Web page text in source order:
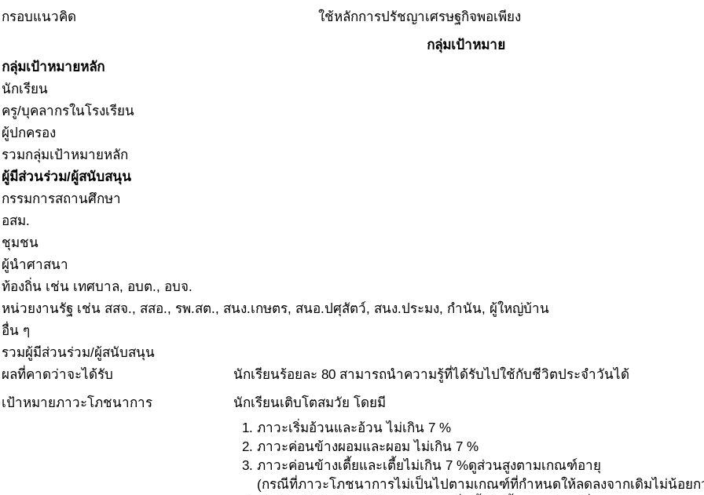
กรอบแนวคิด
ใช้หลักการปรัชญาเศรษฐกิจพอเพียง
กลุ่มเป้าหมาย
กลุ่มเป้าหมายหลัก
นักเรียน
ครู/บุคลากรในโรงเรียน
ผู้ปกครอง
รวมกลุ่มเป้าหมายหลัก
ผู้มีส่วนร่วม/ผู้สนับสนุน
กรรมการสถานศึกษา
อสม.
ชุมชน
ผู้นำศาสนา
ท้องถิ่น เช่น เทศบาล, อบต., อบจ.
หน่วยงานรัฐ เช่น สสจ., สสอ., รพ.สต., สนง.เกษตร, สนอ.ปศุสัตว์, สนง.ประมง, กำนัน, ผู้ใหญ่บ้าน
อื่น ๆ
รวมผู้มีส่วนร่วม/ผู้สนับสนุน
ผลที่คาดว่าจะได้รับ
นักเรียนร้อยละ 80 สามารถนำความรู้ที่ได้รับไปใช้กับชีวิตประจำวันได้
เป้าหมายภาวะโภชนาการ
นักเรียนเติบโตสมวัย โดยมี
ภาวะเริ่มอ้วนและอ้วน ไม่เกิน 7 %
ภาวะค่อนข้างผอมและผอม ไม่เกิน 7 %
ภาวะค่อนข้างเตี้ยและเตี้ยไม่เกิน 7 %ดูส่วนสูงตามเกณฑ์อายุ
(กรณีที่ภาวะโภชนาการไม่เป็นไปตามเกณฑ์ที่กำหนดให้ลดลงจากเดิมไม่น้อยก